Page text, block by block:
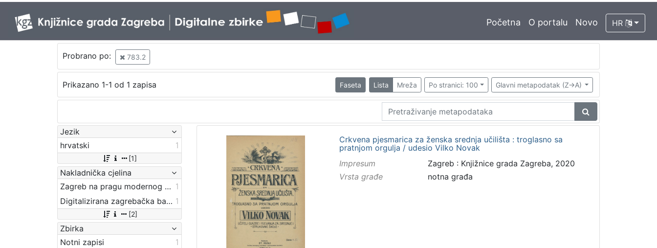
Početna O portalu Novo HR
Probrano po: 783.2
Prikazano 1-1 od 1 zapisa Faseta Lista Mreža Po stranici: 100 Glavni metapodatak (Z->A)
Jezik
hrvatski
1
[1]
Nakladnička cjelina
Zagreb na pragu modernog doba 1
Digitalizirana zagrebačka baština 1
[2]
Zbirka
Notni zapisi
1
Crkvena pjesmarica za ženska srednja učilišta : troglasno sa
pratnjom orgulja / udesio Vilko Novak
Impresum
Zagreb : Knjižnice grada Zagreba, 2020
Vrsta građe
notna građa